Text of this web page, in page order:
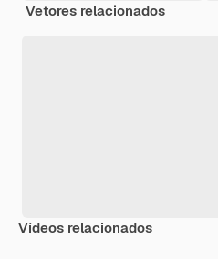
Vetores relacionados
Vídeos relacionados